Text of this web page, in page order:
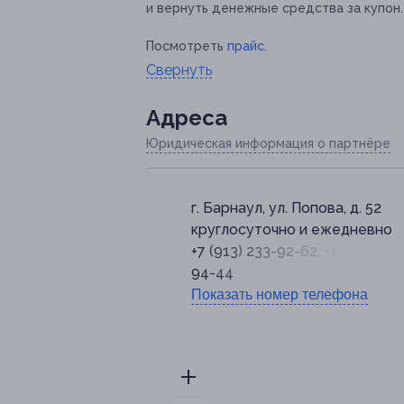
и вернуть денежные средства за купон.
Посмотреть прайс
Свернуть
Адресa
Юридическая информация о партнёре
г. Барнаул, ул. Попова, д. 52
круглосуточно и ежедневно
+7 (913) 233-92-62, +7 (913)
94-44
Показать номер телефона